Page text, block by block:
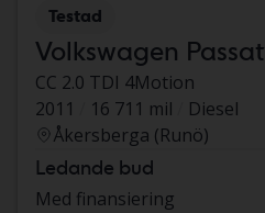
Testad
Volkswagen Passat
CC 2.0 TDI 4Motion
2011
16 711 mil
Diesel
Åkersberga (Runö)
Ledande bud
Med finansiering